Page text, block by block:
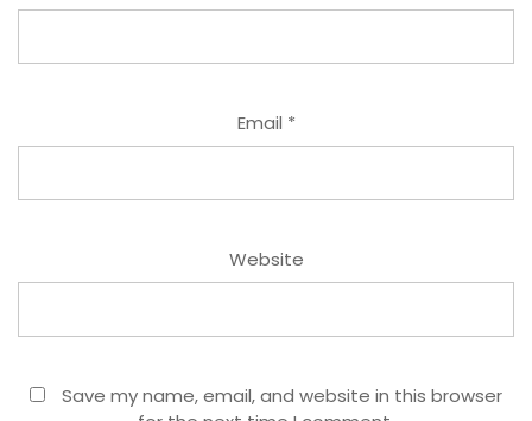
Email *
Website
Save my name, email, and website in this browser